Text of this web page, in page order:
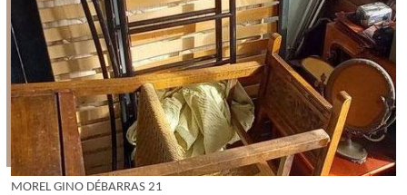
MOREL GINO DÉBARRAS 21